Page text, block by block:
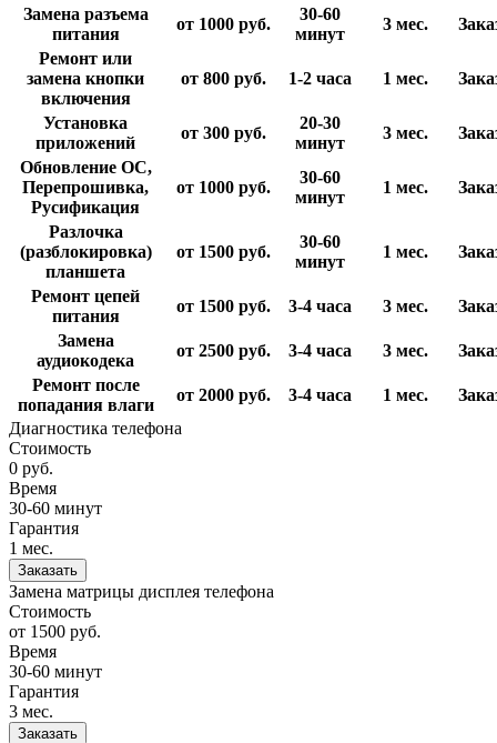
Замена разъема
питания
от 1000руб.
30-60
минут
3 мес.
Ремонт или
замена кнопки
включения
от 800руб. 1-2 часа 1 мес.
Установка
приложений
от 300руб.
20-30
минут
3 мес.
Обновление ОС,
Перепрошивка,
Русификация
от 1000руб.
30-60
минут
1 мес.
Разлочка
(разблокировка)
планшета
от 1500руб.
30-60
минут
1 мес.
Ремонт цепей
питания
от 1500руб. 3-4 часа 3 мес.
Замена
аудиокодека
от 2500руб. 3-4 часа 3 мес.
Ремонт после
попадания влаги
от 2000руб. 3-4 часа 1 мес.
Диагностика телефона
Стоимость
0 руб.
Время
30-60 минут
Гарантия
1 мес.
Заказать
Замена матрицы дисплея телефона
Стоимость
от 1500 руб.
Время
30-60 минут
Гарантия
3 мес.
Заказать